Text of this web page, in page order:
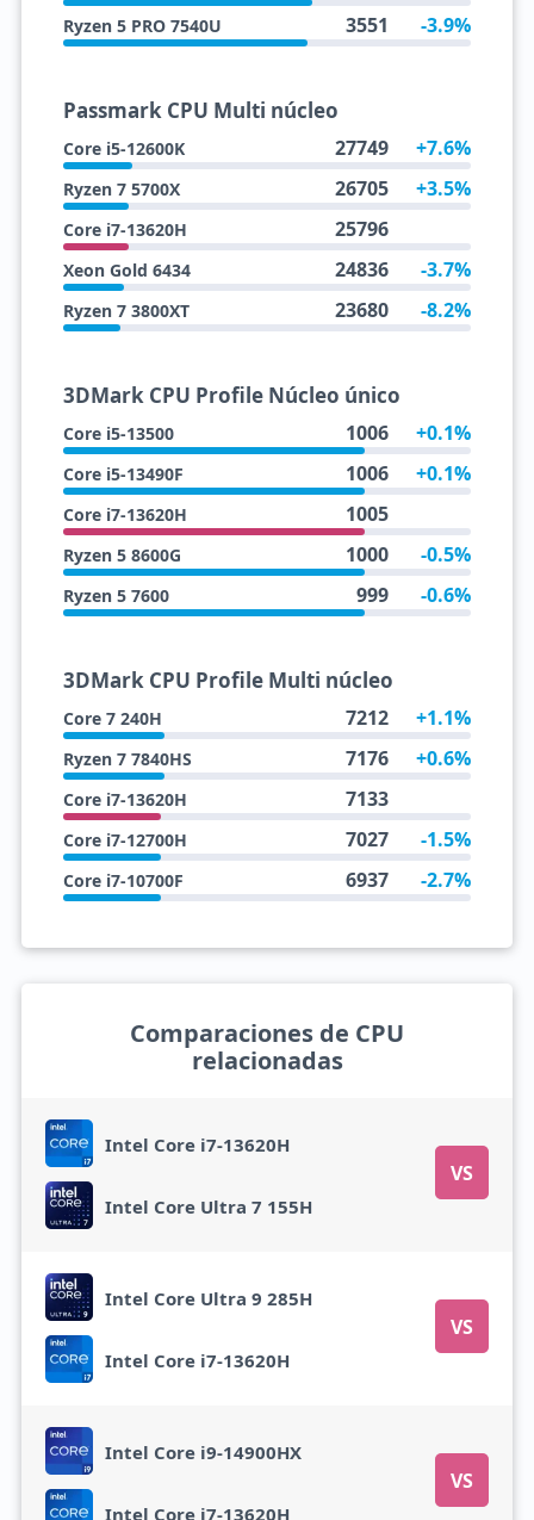
Ryzen 5 PRO 7540U 3551 -3.9%
Passmark CPU Multi núcleo
Core i5-12600K 27749 +7.6%
Ryzen 7 5700X 26705 +3.5%
Core i7-13620H 25796
Xeon Gold 6434 24836 -3.7%
Ryzen 7 3800XT 23680 -8.2%
3DMark CPU Profile Núcleo único
Core i5-13500 1006 +0.1%
Core i5-13490F 1006 +0.1%
Core i7-13620H 1005
Ryzen 5 8600G 1000 -0.5%
Ryzen 5 7600 999 -0.6%
3DMark CPU Profile Multi núcleo
Core 7 240H 7212 +1.1%
Ryzen 7 7840HS 7176 +0.6%
Core i7-13620H 7133
Core i7-12700H 7027 -1.5%
Core i7-10700F 6937 -2.7%
Comparaciones de CPU
relacionadas
Intel Core i7-13620H
VS
Intel Core Ultra 7 155H
Intel Core Ultra 9 285H
VS
Intel Core i7-13620H
Intel Core i9-14900HX
VS
Intel Core i7-13620H